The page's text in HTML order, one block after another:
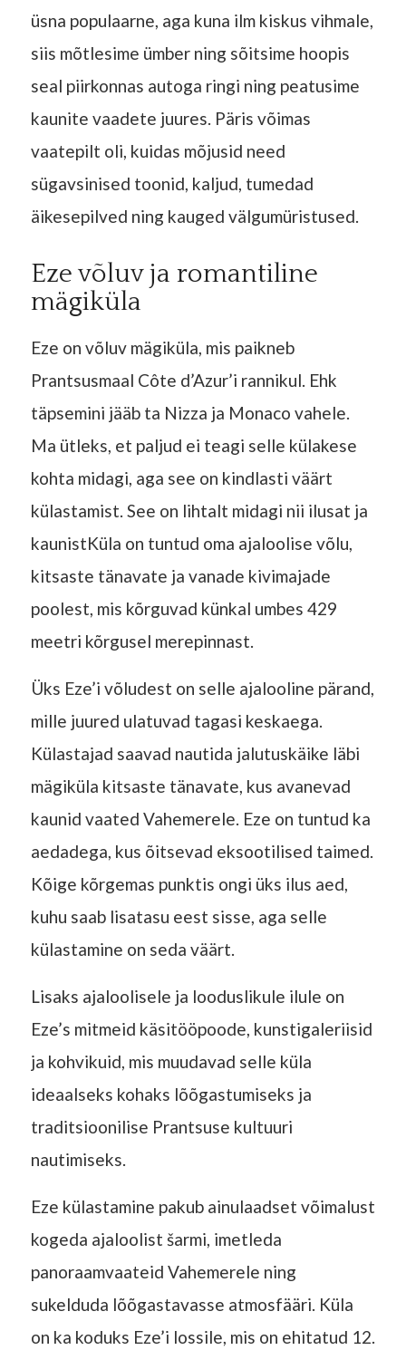
üsna populaarne, aga kuna ilm kiskus vihmale,
siis mõtlesime ümber ning sõitsime hoopis
seal piirkonnas autoga ringi ning peatusime
kaunite vaadete juures. Päris võimas
vaatepilt oli, kuidas mõjusid need
sügavsinised toonid, kaljud, tumedad
äikesepilved ning kauged välgumüristused.
Eze võluv ja romantiline
mägiküla
Eze on võluv mägiküla, mis paikneb
Prantsusmaal Côte d’Azur’i rannikul. Ehk
täpsemini jääb ta Nizza ja Monaco vahele.
Ma ütleks, et paljud ei teagi selle külakese
kohta midagi, aga see on kindlasti väärt
külastamist. See on lihtalt midagi nii ilusat ja
kaunistKüla on tuntud oma ajaloolise võlu,
kitsaste tänavate ja vanade kivimajade
poolest, mis kõrguvad künkal umbes 429
meetri kõrgusel merepinnast.
Üks Eze’i võludest on selle ajalooline pärand,
mille juured ulatuvad tagasi keskaega.
Külastajad saavad nautida jalutuskäike läbi
mägiküla kitsaste tänavate, kus avanevad
kaunid vaated Vahemerele. Eze on tuntud ka
aedadega, kus õitsevad eksootilised taimed.
Kõige kõrgemas punktis ongi üks ilus aed,
kuhu saab lisatasu eest sisse, aga selle
külastamine on seda väärt.
Lisaks ajaloolisele ja looduslikule ilule on
Eze’s mitmeid käsitööpoode, kunstigaleriisid
ja kohvikuid, mis muudavad selle küla
ideaalseks kohaks lõõgastumiseks ja
traditsioonilise Prantsuse kultuuri
nautimiseks.
Eze külastamine pakub ainulaadset võimalust
kogeda ajaloolist šarmi, imetleda
panoraamvaateid Vahemerele ning
sukelduda lõõgastavasse atmosfääri. Küla
on ka koduks Eze’i lossile, mis on ehitatud 12.